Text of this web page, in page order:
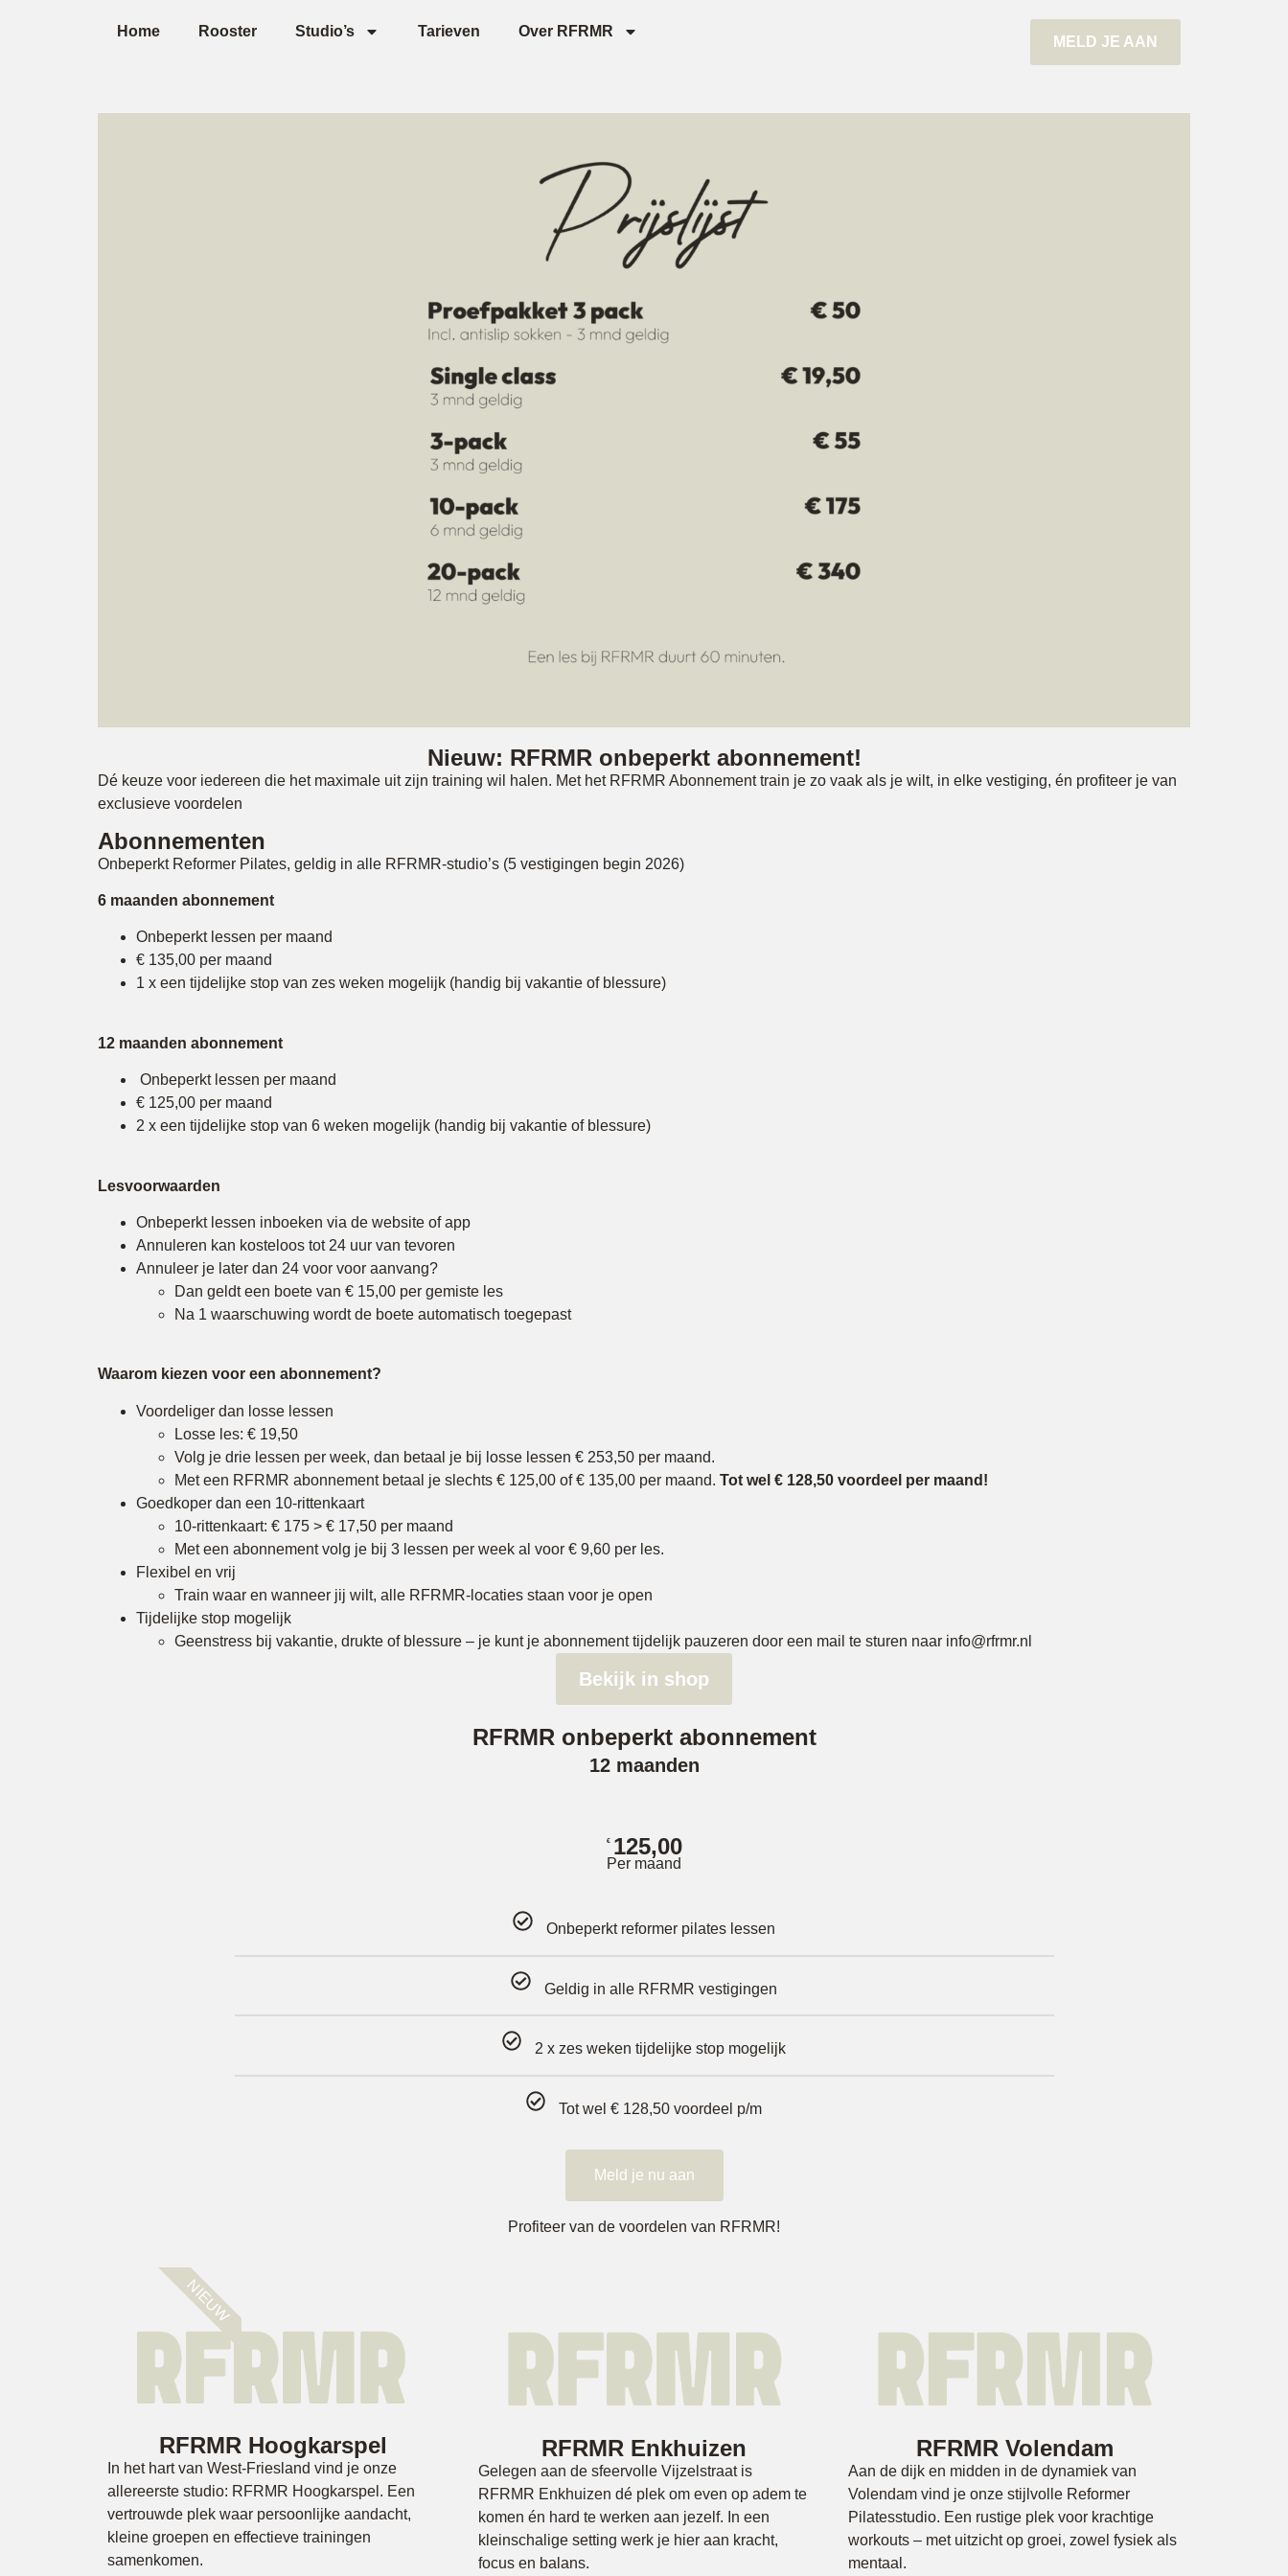
Home Rooster Studio’s Tarieven Over RFRMR
MELD JE AAN
Nieuw: RFRMR onbeperkt abonnement!
Dé keuze voor iedereen die het maximale uit zijn training wil halen. Met het RFRMR Abonnement train je zo vaak als je wilt, in elke vestiging, én profiteer je van
exclusieve voordelen
Abonnementen
Onbeperkt Reformer Pilates, geldig in alle RFRMR-studio’s (5 vestigingen begin 2026)
6 maanden abonnement
Onbeperkt lessen per maand
€ 135,00 per maand
1 x een tijdelijke stop van zes weken mogelijk (handig bij vakantie of blessure)
12 maanden abonnement
Onbeperkt lessen per maand
€ 125,00 per maand
2 x een tijdelijke stop van 6 weken mogelijk (handig bij vakantie of blessure)
Lesvoorwaarden
Onbeperkt lessen inboeken via de website of app
Annuleren kan kosteloos tot 24 uur van tevoren
Annuleer je later dan 24 voor voor aanvang?
Dan geldt een boete van € 15,00 per gemiste les
Na 1 waarschuwing wordt de boete automatisch toegepast
Waarom kiezen voor een abonnement?
Voordeliger dan losse lessen
Losse les: € 19,50
Volg je drie lessen per week, dan betaal je bij losse lessen € 253,50 per maand.
Met een RFRMR abonnement betaal je slechts € 125,00 of € 135,00 per maand. Tot wel € 128,50 voordeel per maand!
Goedkoper dan een 10-rittenkaart
10-rittenkaart: € 175 > € 17,50 per maand
Met een abonnement volg je bij 3 lessen per week al voor € 9,60 per les.
Flexibel en vrij
Train waar en wanneer jij wilt, alle RFRMR-locaties staan voor je open
Tijdelijke stop mogelijk
Geenstress bij vakantie, drukte of blessure – je kunt je abonnement tijdelijk pauzeren door een mail te sturen naar info@rfrmr.nl
Bekijk in shop
RFRMR onbeperkt abonnement
12 maanden
€ 125,00
Per maand
Onbeperkt reformer pilates lessen
Geldig in alle RFRMR vestigingen
2 x zes weken tijdelijke stop mogelijk
Tot wel € 128,50 voordeel p/m
Meld je nu aan
Profiteer van de voordelen van RFRMR!
NIEUW
RFRMR Hoogkarspel
In het hart van West-Friesland vind je onze
allereerste studio: RFRMR Hoogkarspel. Een
vertrouwde plek waar persoonlijke aandacht,
kleine groepen en effectieve trainingen
samenkomen.
RFRMR Enkhuizen
Gelegen aan de sfeervolle Vijzelstraat is
RFRMR Enkhuizen dé plek om even op adem te
komen én hard te werken aan jezelf. In een
kleinschalige setting werk je hier aan kracht,
focus en balans.
RFRMR Volendam
Aan de dijk en midden in de dynamiek van
Volendam vind je onze stijlvolle Reformer
Pilatesstudio. Een rustige plek voor krachtige
workouts – met uitzicht op groei, zowel fysiek als
mentaal.